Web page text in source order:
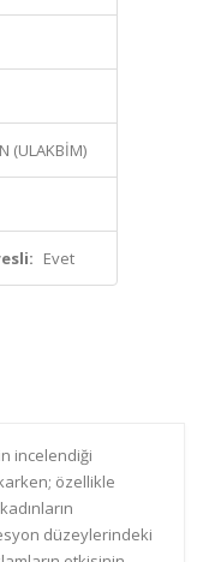
(ULAKBİM)
Evet
incelendiği
özellikle
düzeylerindeki